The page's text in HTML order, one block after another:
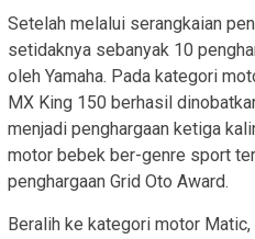
Setelah melalui serangkaian
setidaknya sebanyak 10
oleh Yamaha. Pada kategori
MX King 150 berhasil
menjadi penghargaan ketiga
motor bebek ber-genre sport
penghargaan Grid Oto Award.
Beralih ke kategori motor